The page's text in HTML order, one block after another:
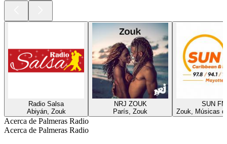
Radio Salsa
Abiyán, Zouk
NRJ ZOUK
París, Zouk
SUN FM
Zouk, Músicas
Acerca de Palmeras Radio
Acerca de Palmeras Radio